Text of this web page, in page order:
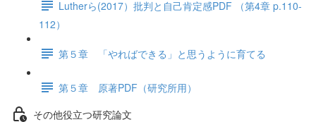
Lutherら(2017）批判と自己肯定感PDF （第4章 p.110-
112）
第５章 「やればできる」と思うように育てる
第５章 原著PDF（研究所用）
その他役立つ研究論文